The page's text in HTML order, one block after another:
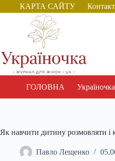
Перейти
до
КАРТА САЙТУ Контакт
ГОЛОВНА Україночка
Як навчити дитину розмовляти і
Павло Лещенко